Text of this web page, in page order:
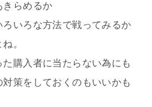
きらめるか
いろな方法で戦ってみるか
。
購入者に当たらない為にも
策をしておくのもいいかも